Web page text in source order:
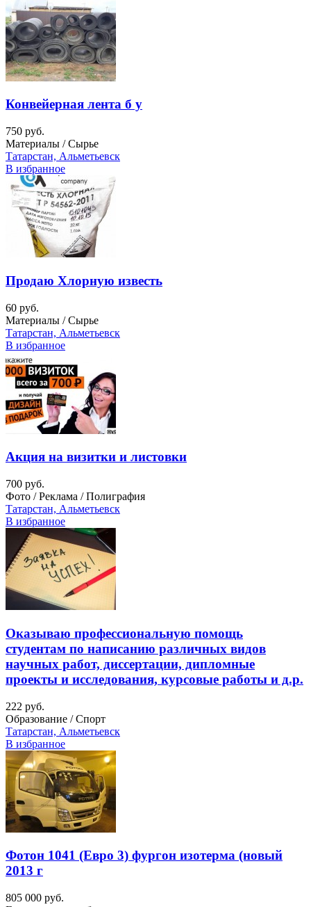
Конвейерная лента б у
750 руб.
Материалы / Сырье
Татарстан, Альметьевск
В избранное
Продаю Хлорную известь
60 руб.
Материалы / Сырье
Татарстан, Альметьевск
В избранное
Акция на визитки и листовки
700 руб.
Фото / Реклама / Полиграфия
Татарстан, Альметьевск
В избранное
Оказываю профессиональную помощь
студентам по написанию различных видов
научных работ, диссертации, дипломные
проекты и исследования, курсовые работы и д.р.
222 руб.
Образование / Спорт
Татарстан, Альметьевск
В избранное
Фотон 1041 (Евро 3) фургон изотерма (новый
2013 г
805 000 руб.